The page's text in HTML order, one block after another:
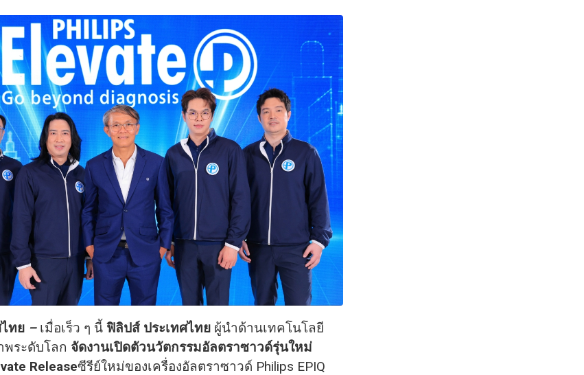
ทย – เมื่อเร็ว ๆ นี้ ฟิลิปส์ ประเทศไทย ผู้นำด้านเทคโนโลยี
ระดับโลก จัดงานเปิดตัวนวัตกรรมอัลตราซาวด์รุ่นใหม่
Releaseซีรีย์ใหม่ของเครื่องอัลตราซาวด์ Philips EPIQ